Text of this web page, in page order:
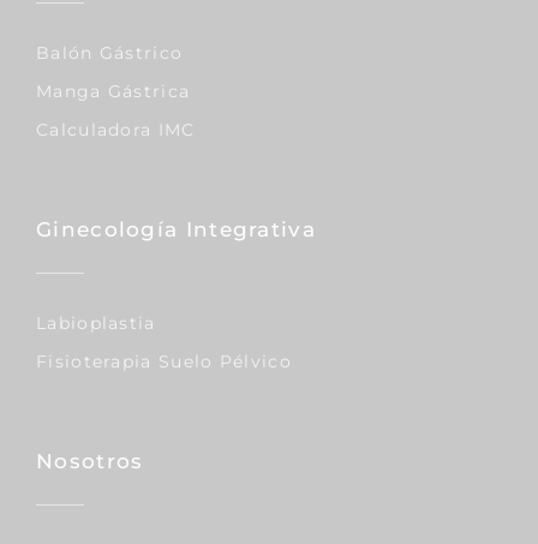
Balón Gástrico
Manga Gástrica
Calculadora IMC
Ginecología Integrativa
Labioplastia
Fisioterapia Suelo Pélvico
Nosotros